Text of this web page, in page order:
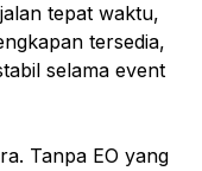
tepat waktu,
tersedia,
selama event
Tanpa EO yang